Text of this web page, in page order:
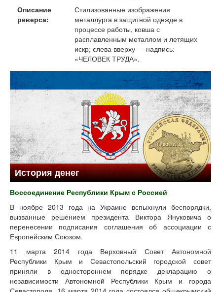
Описание
реверса:
Стилизованные изображения
металлурга в защитной одежде в
процессе работы, ковша с
расплавленным металлом и летящих
искр; слева вверху — надпись:
«ЧЕЛОВЕК ТРУДА».
История денег
Воссоединение Республики Крым с Россией
В ноябре 2013 года на Украине вспыхнули беспорядки,
вызванные решением президента Виктора Януковича о
перенесении подписания соглашения об ассоциации с
Европейским Союзом.
11 марта 2014 года Верховный Совет Автономной
Республики Крым и Севастопольский городской совет
приняли в одностороннем порядке декларацию о
независимости Автономной Республики Крым и города